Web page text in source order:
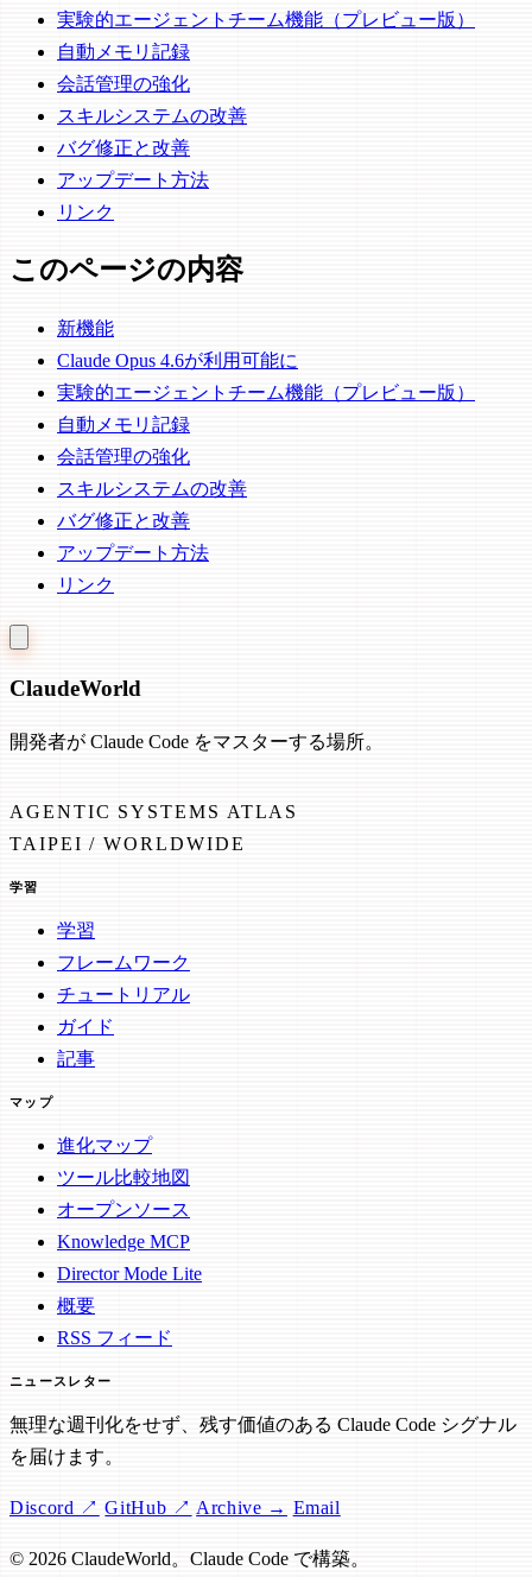
実験的エージェントチーム機能（プレビュー版）
自動メモリ記録
会話管理の強化
スキルシステムの改善
バグ修正と改善
アップデート方法
リンク
このページの内容
新機能
Claude Opus 4.6が利用可能に
実験的エージェントチーム機能（プレビュー版）
自動メモリ記録
会話管理の強化
スキルシステムの改善
バグ修正と改善
アップデート方法
リンク
ClaudeWorld
開発者が Claude Code をマスターする場所。
AGENTIC SYSTEMS ATLAS
TAIPEI / WORLDWIDE
学習
学習
フレームワーク
チュートリアル
ガイド
記事
マップ
進化マップ
ツール比較地図
オープンソース
Knowledge MCP
Director Mode Lite
概要
RSS フィード
ニュースレター
無理な週刊化をせず、残す価値のある Claude Code シグナル
を届けます。
Discord ↗ GitHub ↗ Archive → Email
© 2026 ClaudeWorld。Claude Code で構築。